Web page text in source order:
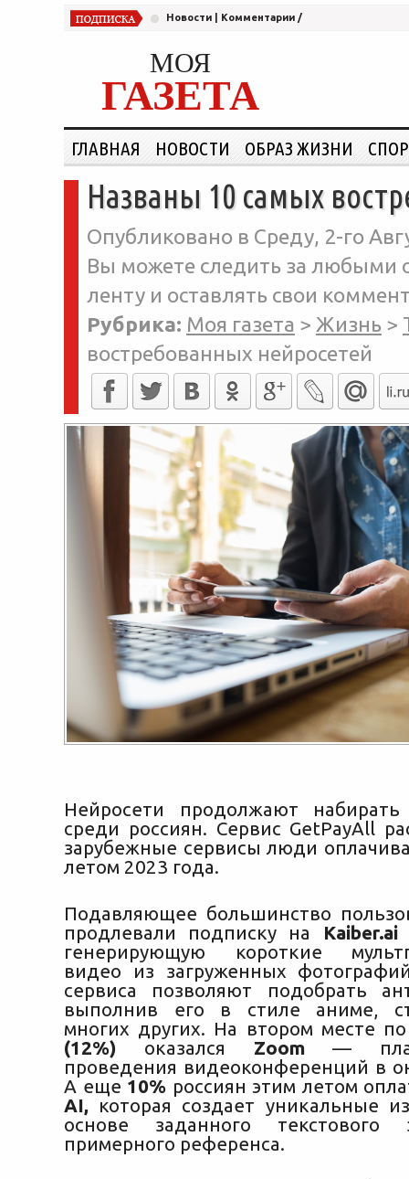
Новости Комментарии /
МОЯ
ГАЗЕТА
ГЛАВНАЯ НОВОСТИ ОБРАЗ ЖИЗНИ
Названы 10 самых
Опубликовано в Среду, 2-го
Вы можете следить за любыми
ленту и оставлять свои
Рубрика: Моя газета > Жизнь >
востребованных нейросетей
Нейросети продолжают набирать
среди россиян. Сервис GetPayAll
зарубежные сервисы люди
летом 2023 года.
Подавляющее большинство
продлевали подписку на
Kaiber.ai
генерирующую короткие
видео из загруженных
сервиса позволяют подобрать
выполнив его в стиле аниме,
многих других. На втором месте
(12%) оказался Zoom—
проведения видеоконференций в
А еще 10% россиян этим летом
AI, которая создает уникальные
основе заданного текстового
примерного референса.